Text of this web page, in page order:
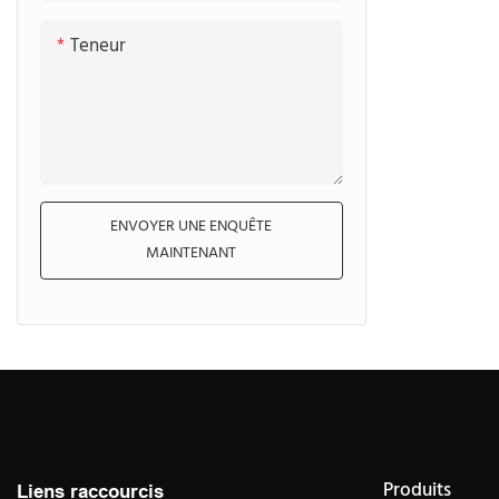
Teneur
ENVOYER UNE ENQUÊTE
MAINTENANT
Liens raccourcis Produits